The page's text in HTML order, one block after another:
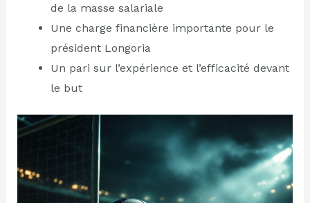
de la masse salariale
Une charge financière importante pour le
président Longoria
Un pari sur l’expérience et l’efficacité devant
le but